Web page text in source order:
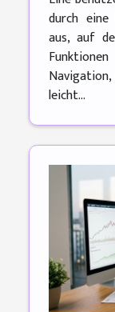
durch eine
aus, auf
leicht...